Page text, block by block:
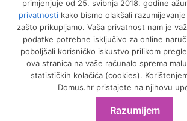
MOJ RAČUN:
Moje narudžbe
Kako naručiti
Način plaćanja
Garancija kvalitete
primjenjuje od 25. svibnja 2018. godine
privatnostikako bismo olakšali
zašto prikupljamo. Vaša privatnost nam je
podatke potrebne isključivo za online
poboljšali korisničko iskustvo prilikom
ova stranica na vaše računalo sprema
statističkih kolačića (cookies).
Domus.hr pristajete na njihovu
Razumijem